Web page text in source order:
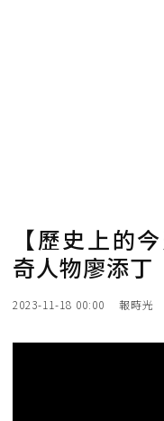
【歷史上的
奇人物廖添
2023-11-18 00:00 報時光